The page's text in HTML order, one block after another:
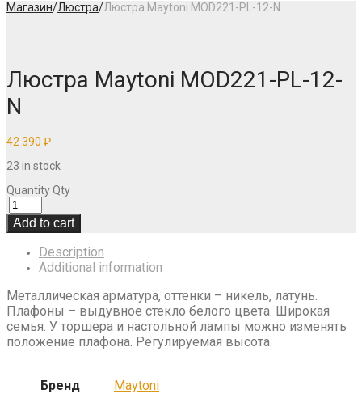
Магазин/Люстра/Люстра Maytoni MOD221-PL-12-N
Люстра Maytoni MOD221-PL-12-
N
42 390 ₽
23 in stock
QuantityQty
Add to cart
Description
Additional information
Металлическая арматура, оттенки – никель, латунь.
Плафоны – выдувное стекло белого цвета. Широкая
семья. У торшера и настольной лампы можно изменять
положение плафона. Регулируемая высота.
Бренд Maytoni